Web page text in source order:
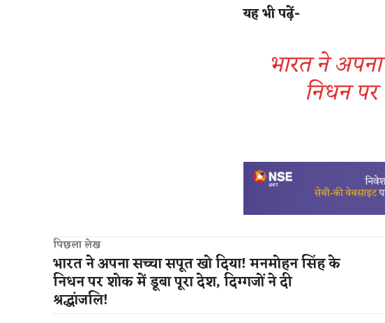
यह भी पढ़ें-
भारत ने
निधन
पिछला लेख
भारत ने अपना सच्चा सपूत खो दिया! मनमोहन सिंह के
निधन पर शोक में डूबा पूरा देश, दिग्गजों ने दी
श्रद्धांजलि!